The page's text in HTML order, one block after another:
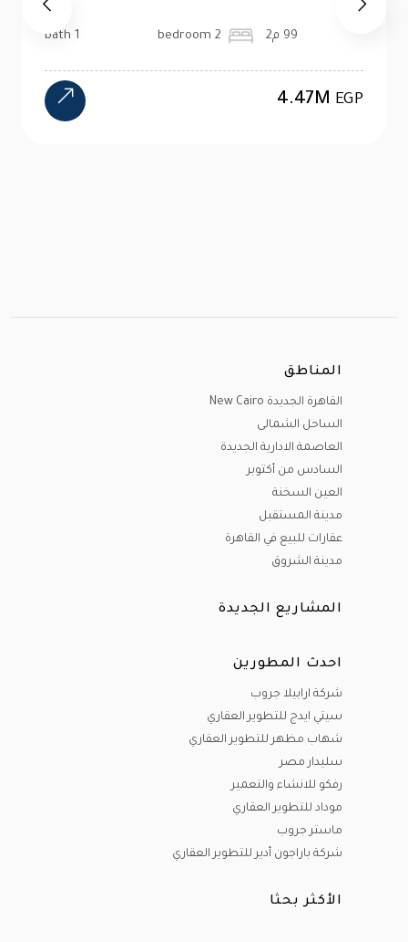
99 م2 2 bedroom
1 bath
4.47M EGP
المناطق
القاهرة الجديدة New Cairo
الساحل الشمالى
العاصمة الادارية الجديدة
السادس من أكتوبر
العين السخنة
مدينة المستقبل
عقارات للبيع في القاهرة
مدينة الشروق
المشاريع الجديدة
احدث المطورين
شركة ارابيلا جروب
سيتي ايدج للتطوير العقاري
شهاب مظهر للتطوير العقاري
سليدار مصر
رفكو للانشاء والتعمير
موداد للتطوير العقاري
ماستر جروب
شركة باراجون أدير للتطوير العقاري
الأكثر بحثا